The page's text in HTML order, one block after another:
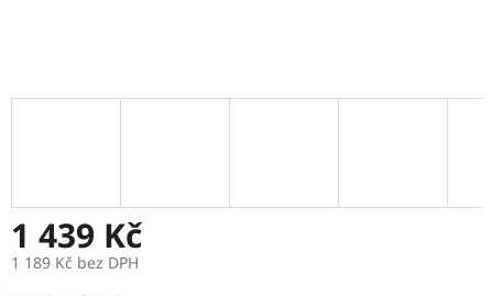
1 439 Kč
1 189 Kč bez DPH